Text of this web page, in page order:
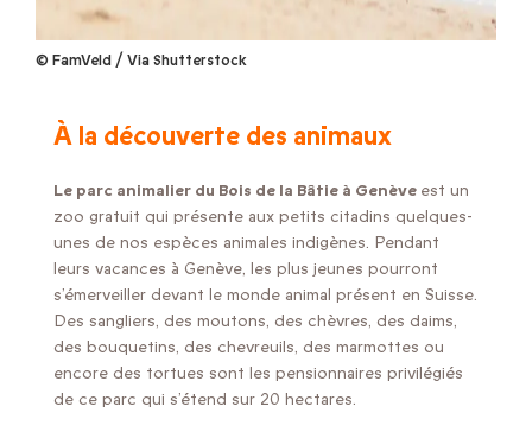
© FamVeld / Via Shutterstock
À la découverte des animaux
Le parc animalier du Bois de la Bâtie à Genève est un
zoo gratuit qui présente aux petits citadins quelques-
unes de nos espèces animales indigènes. Pendant
leurs vacances à Genève, les plus jeunes pourront
s’émerveiller devant le monde animal présent en Suisse.
Des sangliers, des moutons, des chèvres, des daims,
des bouquetins, des chevreuils, des marmottes ou
encore des tortues sont les pensionnaires privilégiés
de ce parc qui s’étend sur 20 hectares.